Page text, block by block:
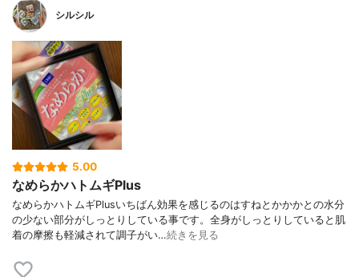
シルシル
5.00
なめらかハトムギPlus
なめらかハトムギPlusいちばん効果を感じるのはすねとかかかとの水分
の少ない部分がしっとりしている事です。全身がしっとりしていると肌
着の摩擦も軽減されて調子がい…続きを見る